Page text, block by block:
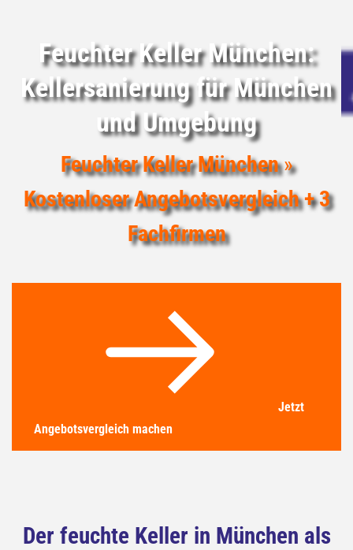
Feuchter Keller München:
Kellersanierung für München
und Umgebung
Feuchter Keller München»
Kostenloser Angebotsvergleich + 3
Fachfirmen
Jetzt
Angebotsvergleich machen
Der feuchte Keller in München als